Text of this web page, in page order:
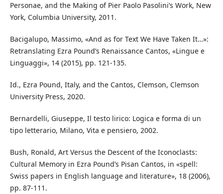
Personae, and the Making of Pier Paolo Pasolini’s Work, New
York, Columbia University, 2011.
Bacigalupo, Massimo, «And as for Text We Have Taken It…»:
Retranslating Ezra Pound’s Renaissance Cantos, «Lingue e
Linguaggi», 14 (2015), pp. 121-135.
Id., Ezra Pound, Italy, and the Cantos, Clemson, Clemson
University Press, 2020.
Bernardelli, Giuseppe, Il testo lirico: Logica e forma di un
tipo letterario, Milano, Vita e pensiero, 2002.
Bush, Ronald, Art Versus the Descent of the Iconoclasts:
Cultural Memory in Ezra Pound’s Pisan Cantos, in «spell:
Swiss papers in English language and literature», 18 (2006),
pp. 87-111.